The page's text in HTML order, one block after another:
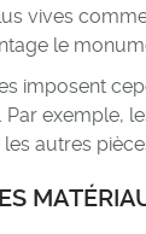
vives
le
imposent
Par exemple,
autres